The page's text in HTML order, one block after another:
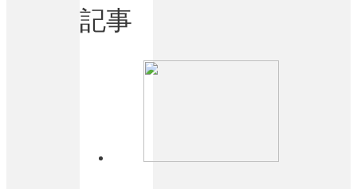
記事